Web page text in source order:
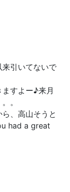
引いてないで
すよー♪来月
。
、高山そうと
had a great